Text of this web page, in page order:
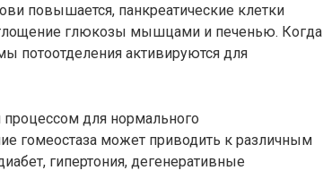
повышается, панкреатические клетки
глюкозы мышцами и печенью. Когда
потоотделения активируются для
для нормального
гомеостаза может приводить к различным
гипертония, дегенеративные